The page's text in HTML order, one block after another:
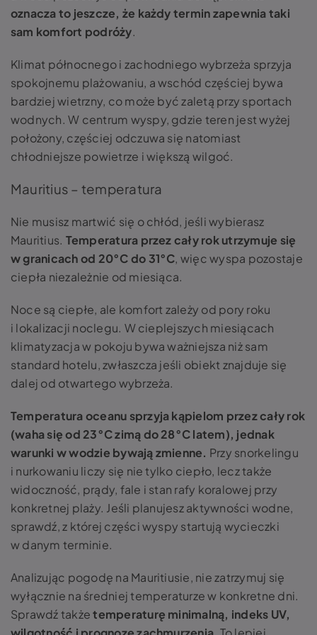
oznacza to jeszcze, że każdy termin zapewnia taki
sam komfort podróży.
Klimat północnego i zachodniego wybrzeża sprzyja
spokojnemu plażowaniu, a wschód częściej bywa
bardziej wietrzny, co może być zaletą przy sportach
wodnych. W centrum wyspy, gdzie teren jest wyżej
położony, częściej odczuwa się natomiast
chłodniejsze powietrze i większą wilgoć.
Mauritius – temperatura
Nie musisz martwić się o chłód, jeśli wybierasz
Mauritius. Temperatura przez cały rok utrzymuje się
w granicach od 20°C do 31°C, więc wyspa pozostaje
ciepła niezależnie od miesiąca.
Noce są ciepłe, ale komfort zależy od pory roku
i lokalizacji noclegu. W cieplejszych miesiącach
klimatyzacja w pokoju bywa ważniejsza niż sam
standard hotelu, zwłaszcza jeśli obiekt znajduje się
dalej od otwartego wybrzeża.
Temperatura oceanu sprzyja kąpielom przez cały rok
(waha się od 23°C zimą do 28°C latem), jednak
warunki w wodzie bywają zmienne. Przy snorkelingu
i nurkowaniu liczy się nie tylko ciepło, lecz także
widoczność, prądy, fale i stan rafy koralowej przy
konkretnej plaży. Jeśli planujesz aktywności wodne,
sprawdź, z której części wyspy startują wycieczki
w danym terminie.
Analizując pogodę na Mauritiusie, nie zatrzymuj się
wyłącznie na średniej temperaturze w konkretne dni.
Sprawdź takżetemperaturę minimalną, indeks UV,